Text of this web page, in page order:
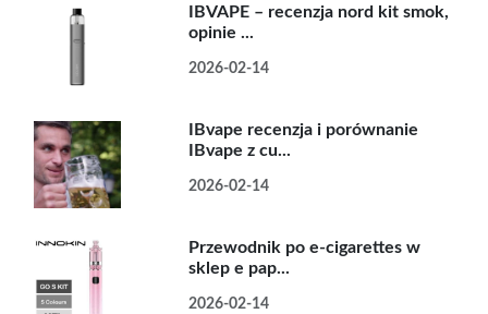
IBVAPE – recenzja nord kit smok,
opinie ...
2026-02-14
IBvape recenzja i porównanie
IBvape z cu...
2026-02-14
Przewodnik po e-cigarettes w
sklep e pap...
2026-02-14